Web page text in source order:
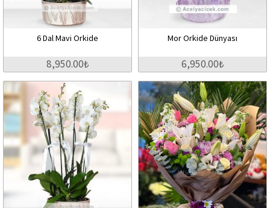
6 Dal Mavi Orkide
8,950.00₺
Mor Orkide Dünyası
6,950.00₺